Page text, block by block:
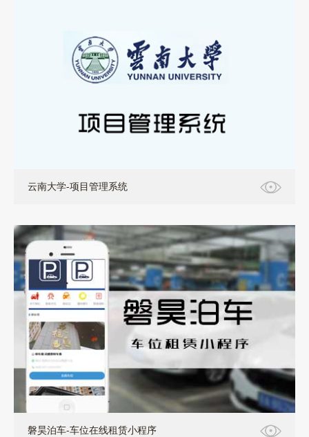
云南大学-项目管理系统
小程序-定制开发
磐昊泊车-车位在线租赁小程序